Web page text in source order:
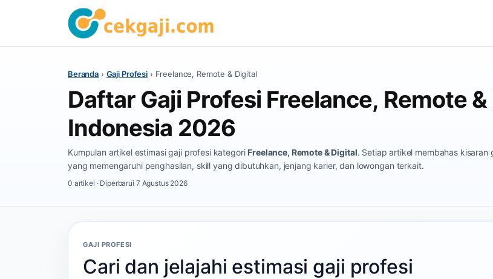
Beranda › Gaji Profesi› Freelance, Remote & Digital
Daftar Gaji Profesi Freelance, Remote
Indonesia 2026
Kumpulan artikel estimasi gaji profesi kategori Freelance, Remote & Digital. Setiap artikel membahas kisaran
yang memengaruhi penghasilan, skill yang dibutuhkan, jenjang karier, dan lowongan terkait.
0 artikel · Diperbarui 7 Agustus 2026
GAJI PROFESI
Cari dan jelajahi estimasi gaji profesi